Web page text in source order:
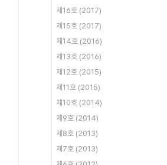
제16호 (2017)
제15호 (2017)
제14호 (2016)
제13호 (2016)
제12호 (2015)
제11호 (2015)
제10호 (2014)
제9호 (2014)
제8호 (2013)
제7호 (2013)